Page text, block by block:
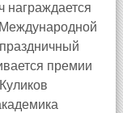
награждается
премии